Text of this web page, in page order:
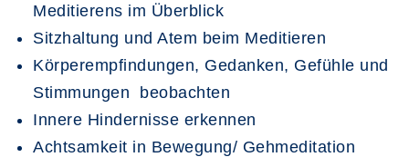
Meditierens im Überblick
Sitzhaltung und Atem beim Meditieren
Körperempfindungen, Gedanken, Gefühle und
Stimmungen beobachten
Innere Hindernisse erkennen
Achtsamkeit in Bewegung/ Gehmeditation